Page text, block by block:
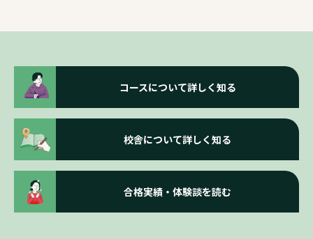
コースについて詳しく知る
校舎について詳しく知る
合格実績・体験談を読む